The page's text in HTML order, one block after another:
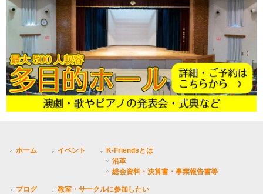
ホーム イベント
K-Friendsとは
沿革
総会資料・決算書・事業報告書等
ブログ
教室・サークルに参加したい